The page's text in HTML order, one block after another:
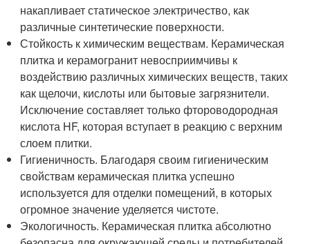
накапливает статическое электричество, как
различные синтетические поверхности.
Стойкость к химическим веществам. Керамическая
плитка и керамогранит невосприимчивы к
воздействию различных химических веществ, таких
как щелочи, кислоты или бытовые загрязнители.
Исключение составляет только фтороводородная
кислота HF, которая вступает в реакцию с верхним
слоем плитки.
Гигиеничность. Благодаря своим гигиеническим
свойствам керамическая плитка успешно
используется для отделки помещений, в которых
огромное значение уделяется чистоте.
Экологичность. Керамическая плитка абсолютно